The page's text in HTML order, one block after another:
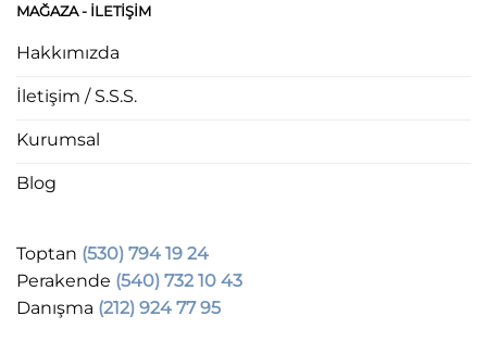
MAĞAZA - ILETIŞIM
Hakkımızda
İletişim / S.S.S.
Kurumsal
Blog
Toptan (530) 794 19 24
Perakende (540) 732 10 43
Danışma (212) 924 77 95